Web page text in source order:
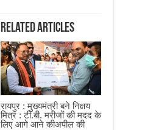
Related Articles
रायपुर : मुख्यमंत्री बने निक्षय
मित्र : टी.बी. मरीजों की मदद के
लिए आगे आने कीअपील की